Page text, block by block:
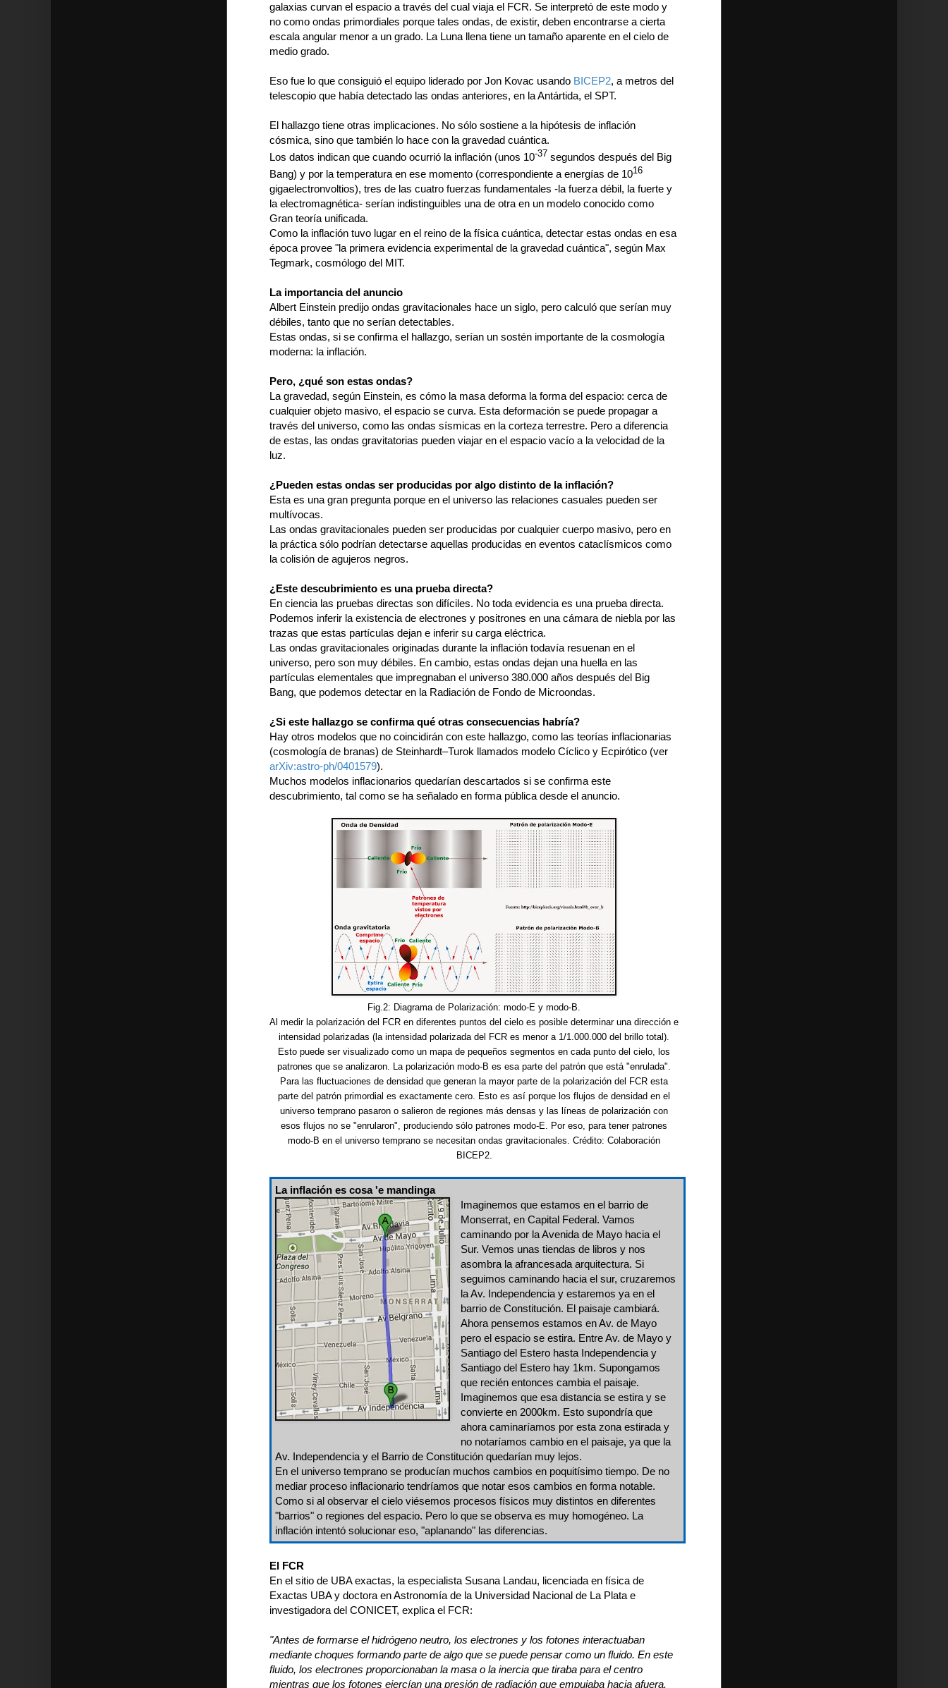
galaxias curvan el espacio a través del cual viaja el FCR. Se interpretó de este modo y
no como ondas primordiales porque tales ondas, de existir, deben encontrarse a cierta
escala angular menor a un grado. La Luna llena tiene un tamaño aparente en el cielo de
medio grado.
Eso fue lo que consiguió el equipo liderado por Jon Kovac usando BICEP2, a metros del
telescopio que había detectado las ondas anteriores, en la Antártida, el SPT.
El hallazgo tiene otras implicaciones. No sólo sostiene a la hipótesis de inflación
cósmica, sino que también lo hace con la gravedad cuántica.
Los datos indican que cuando ocurrió la inflación (unos 10-37 segundos después del Big
Bang) y por la temperatura en ese momento (correspondiente a energías de 1016
gigaelectronvoltios), tres de las cuatro fuerzas fundamentales -la fuerza débil, la fuerte y
la electromagnética- serían indistinguibles una de otra en un modelo conocido como
Gran teoría unificada.
Como la inflación tuvo lugar en el reino de la física cuántica, detectar estas ondas en esa
época provee "la primera evidencia experimental de la gravedad cuántica", según Max
Tegmark, cosmólogo del MIT.
La importancia del anuncio
Albert Einstein predijo ondas gravitacionales hace un siglo, pero calculó que serían muy
débiles, tanto que no serían detectables.
Estas ondas, si se confirma el hallazgo, serían un sostén importante de la cosmología
moderna: la inflación.
Pero, ¿qué son estas ondas?
La gravedad, según Einstein, es cómo la masa deforma la forma del espacio: cerca de
cualquier objeto masivo, el espacio se curva. Esta deformación se puede propagar a
través del universo, como las ondas sísmicas en la corteza terrestre. Pero a diferencia
de estas, las ondas gravitatorias pueden viajar en el espacio vacío a la velocidad de la
luz.
¿Pueden estas ondas ser producidas por algo distinto de la inflación?
Esta es una gran pregunta porque en el universo las relaciones casuales pueden ser
multívocas.
Las ondas gravitacionales pueden ser producidas por cualquier cuerpo masivo, pero en
la práctica sólo podrían detectarse aquellas producidas en eventos cataclísmicos como
la colisión de agujeros negros.
¿Este descubrimiento es una prueba directa?
En ciencia las pruebas directas son difíciles. No toda evidencia es una prueba directa.
Podemos inferir la existencia de electrones y positrones en una cámara de niebla por las
trazas que estas partículas dejan e inferir su carga eléctrica.
Las ondas gravitacionales originadas durante la inflación todavía resuenan en el
universo, pero son muy débiles. En cambio, estas ondas dejan una huella en las
partículas elementales que impregnaban el universo 380.000 años después del Big
Bang, que podemos detectar en la Radiación de Fondo de Microondas.
¿Si este hallazgo se confirma qué otras consecuencias habría?
Hay otros modelos que no coincidirán con este hallazgo, como las teorías inflacionarias
(cosmología de branas) de Steinhardt–Turok llamados modelo Cíclico y Ecpirótico (ver
arXiv:astro-ph/0401579).
Muchos modelos inflacionarios quedarían descartados si se confirma este
descubrimiento, tal como se ha señalado en forma pública desde el anuncio.
Fig.2: Diagrama de Polarización: modo-E y modo-B.
Al medir la polarización del FCR en diferentes puntos del cielo es posible determinar una dirección e
intensidad polarizadas (la intensidad polarizada del FCR es menor a 1/1.000.000 del brillo total).
Esto puede ser visualizado como un mapa de pequeños segmentos en cada punto del cielo, los
patrones que se analizaron. La polarización modo-B es esa parte del patrón que está "enrulada".
Para las fluctuaciones de densidad que generan la mayor parte de la polarización del FCR esta
parte del patrón primordial es exactamente cero. Esto es así porque los flujos de densidad en el
universo temprano pasaron o salieron de regiones más densas y las líneas de polarización con
esos flujos no se "enrularon", produciendo sólo patrones modo-E. Por eso, para tener patrones
modo-B en el universo temprano se necesitan ondas gravitacionales. Crédito: Colaboración
BICEP2.
La inflación es cosa 'e mandinga
Imaginemos que estamos en el barrio de
Monserrat, en Capital Federal. Vamos
caminando por la Avenida de Mayo hacia el
Sur. Vemos unas tiendas de libros y nos
asombra la afrancesada arquitectura. Si
seguimos caminando hacia el sur, cruzaremos
la Av. Independencia y estaremos ya en el
barrio de Constitución. El paisaje cambiará.
Ahora pensemos estamos en Av. de Mayo
pero el espacio se estira. Entre Av. de Mayo y
Santiago del Estero hasta Independencia y
Santiago del Estero hay 1km. Supongamos
que recién entonces cambia el paisaje.
Imaginemos que esa distancia se estira y se
convierte en 2000km. Esto supondría que
ahora caminaríamos por esta zona estirada y
no notaríamos cambio en el paisaje, ya que la
Av. Independencia y el Barrio de Constitución quedarían muy lejos.
En el universo temprano se producían muchos cambios en poquitísimo tiempo. De no
mediar proceso inflacionario tendríamos que notar esos cambios en forma notable.
Como si al observar el cielo viésemos procesos físicos muy distintos en diferentes
"barrios" o regiones del espacio. Pero lo que se observa es muy homogéneo. La
inflación intentó solucionar eso, "aplanando" las diferencias.
El FCR
En el sitio de UBA exactas, la especialista Susana Landau, licenciada en física de
Exactas UBA y doctora en Astronomía de la Universidad Nacional de La Plata e
investigadora del CONICET, explica el FCR:
"Antes de formarse el hidrógeno neutro, los electrones y los fotones interactuaban
mediante choques formando parte de algo que se puede pensar como un fluido. En este
fluido, los electrones proporcionaban la masa o la inercia que tiraba para el centro
mientras que los fotones ejercían una presión de radiación que empujaba hacia afuera.